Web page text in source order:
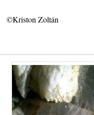
©Kriston Zoltán